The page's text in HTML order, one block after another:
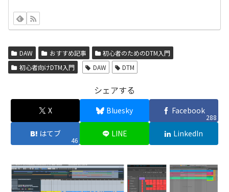
DAW おすすめ記事
初心者のためのDTM入門
初心者向けDTM入門
DAW DTM
シェアする
X Bluesky Facebook
288
はてブ
46
LINE LinkedIn